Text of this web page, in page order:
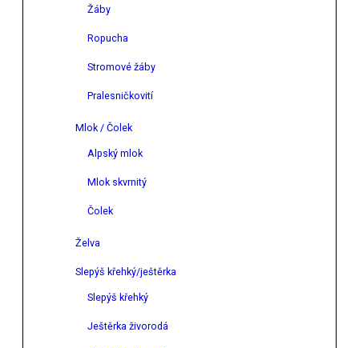
Žáby
Ropucha
Stromové žáby
Pralesničkovití
Mlok / Čolek
Alpský mlok
Mlok skvrnitý
Čolek
Želva
Slepýš křehký/ještěrka
Slepýš křehký
Ještěrka živorodá